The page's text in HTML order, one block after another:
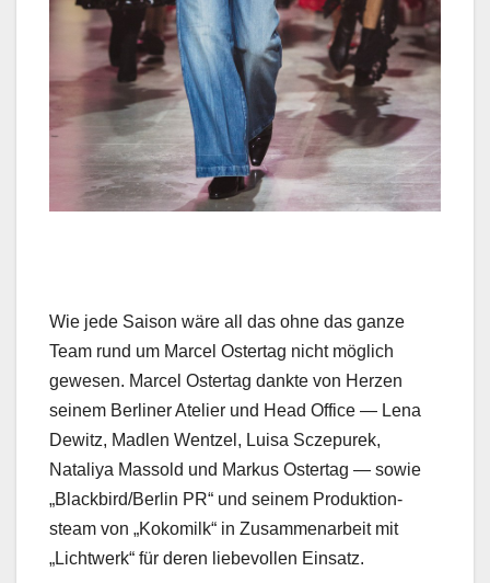
Wie jede Sai­son wäre all das ohne das ganze
Team rund um Mar­cel Ostertag nicht möglich
gewe­sen. Mar­cel Ostertag dank­te von Herzen
seinem Berlin­er Ate­lier und Head Office — Lena
Dewitz, Madlen Wentzel, Luisa Sczepurek,
Nataliya Mas­sold und Markus Ostertag — sowie
„Blackbird/Berlin PR“ und seinem Pro­duk­tion­
steam von „Kokomilk“ in Zusam­me­nar­beit mit
„Lichtwerk“ für deren liebevollen Ein­satz.